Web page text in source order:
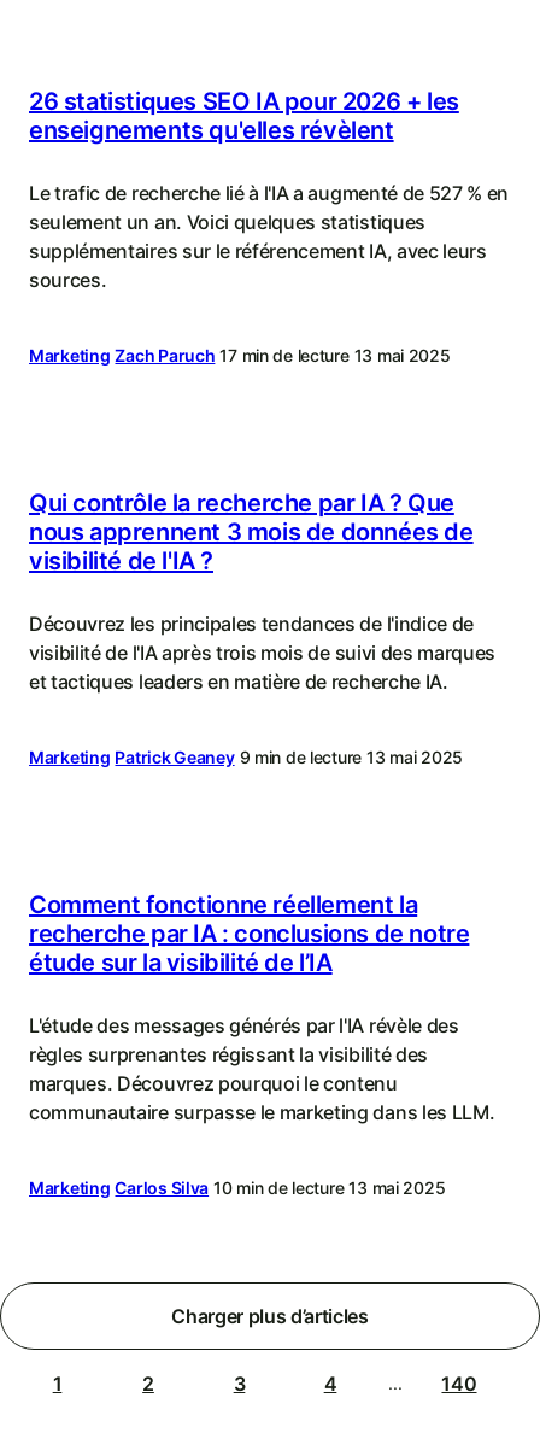
26 statistiques SEO IA pour 2026 + les
enseignements qu'elles révèlent
Le trafic de recherche lié à l'IA a augmenté de 527 % en
seulement un an. Voici quelques statistiques
supplémentaires sur le référencement IA, avec leurs
sources.
Marketing Zach Paruch 17 min de lecture 13 mai 2025
Qui contrôle la recherche par IA ? Que
nous apprennent 3 mois de données de
visibilité de l'IA ?
Découvrez les principales tendances de l'indice de
visibilité de l'IA après trois mois de suivi des marques
et tactiques leaders en matière de recherche IA.
Marketing Patrick Geaney 9 min de lecture 13 mai 2025
Comment fonctionne réellement la
recherche par IA : conclusions de notre
étude sur la visibilité de l’IA
L'étude des messages générés par l'IA révèle des
règles surprenantes régissant la visibilité des
marques. Découvrez pourquoi le contenu
communautaire surpasse le marketing dans les LLM.
Marketing Carlos Silva 10 min de lecture 13 mai 2025
Charger plus d’articles
1 2 3 4 ... 140